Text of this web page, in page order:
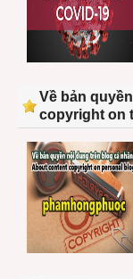
Về bản
copyright on